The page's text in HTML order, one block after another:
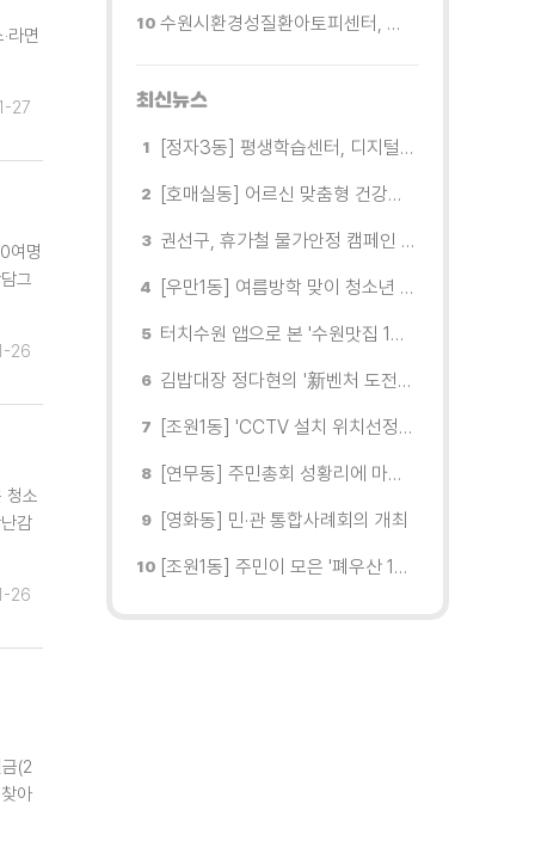
라면
27
여명
그
26
청소
감
26
(2
아
수원시환경성질환아토피센터, 시민 초청 환경보건 무료공개강좌 참가자 모집
최신뉴스
[정자3동] 평생학습센터, 디지털 생활문해교실 개강
[호매실동] 어르신 맞춤형 건강특화사업 「은빛반짝 실버종이공방」 운영
권선구, 휴가철 물가안정 캠페인 전개
[우만1동] 여름방학 맞이 청소년 유해환경 캠페인 실시
터치수원 앱으로 본 '수원맛집 100선'... 장안구 맛집을 찾다
김밥대장 정다현의 '新벤처 도전이야기'
[조원1동] 'CCTV 설치 위치선정협의회' 회의 개최
[연무동] 주민총회 성황리에 마무리
[영화동] 민·관 통합사례회의 개최
[조원1동] 주민이 모은 '폐우산 100개' 수원여대에 1차 전달